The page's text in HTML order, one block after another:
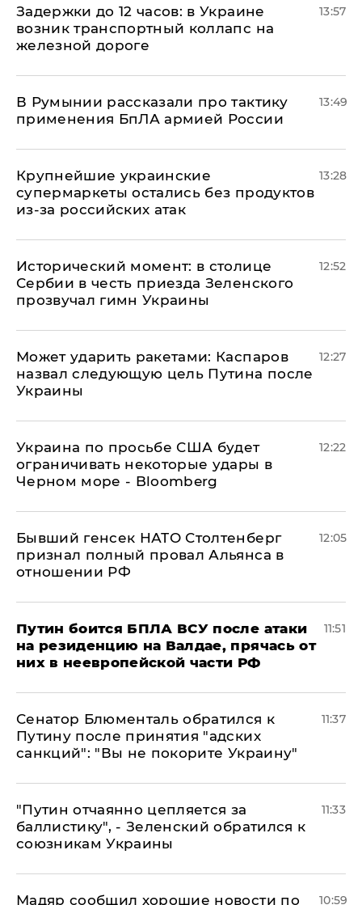
Задержки до 12 часов: в Украине
возник транспортный коллапс на
железной дороге
13:57
В Румынии рассказали про тактику
применения БпЛА армией России
13:49
Крупнейшие украинские
супермаркеты остались без продуктов
из-за российских атак
13:28
Исторический момент: в столице
Сербии в честь приезда Зеленского
прозвучал гимн Украины
12:52
Может ударить ракетами: Каспаров
назвал следующую цель Путина после
Украины
12:27
Украина по просьбе США будет
ограничивать некоторые удары в
Черном море - Bloomberg
12:22
Бывший генсек НАТО Столтенберг
признал полный провал Альянса в
отношении РФ
12:05
Путин боится БПЛА ВСУ после атаки
на резиденцию на Валдае, прячась от
них в неевропейской части РФ
11:51
Сенатор Блюменталь обратился к
Путину после принятия "адских
санкций": "Вы не покорите Украину"
11:37
"Путин отчаянно цепляется за
баллистику", - Зеленский обратился к
союзникам Украины
11:33
Мадяр сообщил хорошие новости по 10:59